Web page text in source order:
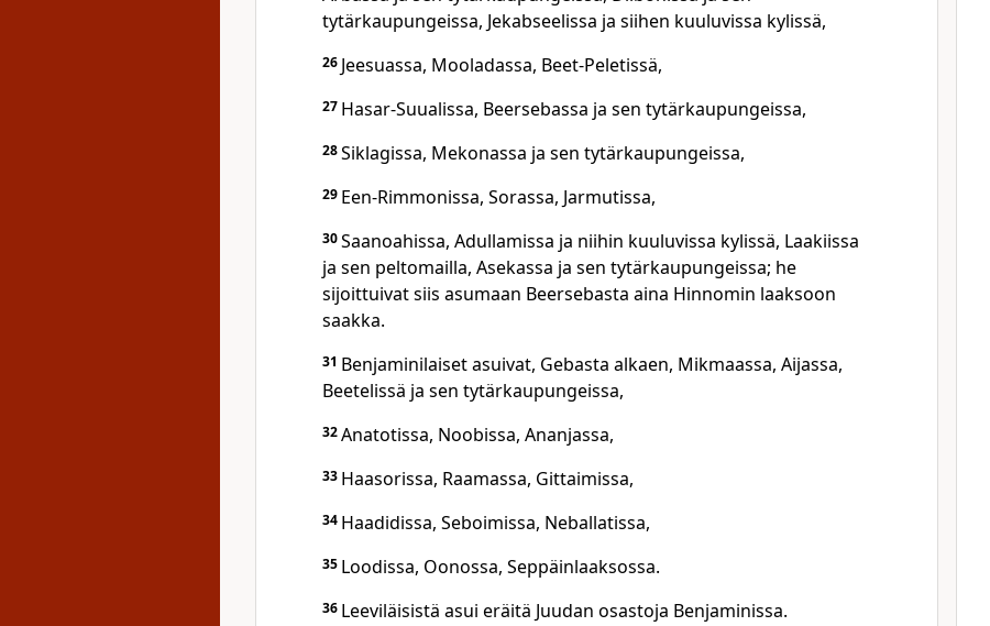
tytärkaupungeissa, Jekabseelissa ja siihen kuuluvissa kylissä,
26 Jeesuassa, Mooladassa, Beet-Peletissä,
27 Hasar-Suualissa, Beersebassa ja sen tytärkaupungeissa,
28Siklagissa, Mekonassa ja sen tytärkaupungeissa,
29 Een-Rimmonissa, Sorassa, Jarmutissa,
30Saanoahissa, Adullamissa ja niihin kuuluvissa kylissä, Laakiissa
ja sen peltomailla, Asekassa ja sen tytärkaupungeissa; he
sijoittuivat siis asumaan Beersebasta aina Hinnomin laaksoon
saakka.
31 Benjaminilaiset asuivat, Gebasta alkaen, Mikmaassa, Aijassa,
Beetelissä ja sen tytärkaupungeissa,
32Anatotissa, Noobissa, Ananjassa,
33 Haasorissa, Raamassa, Gittaimissa,
34 Haadidissa, Seboimissa, Neballatissa,
35 Loodissa, Oonossa, Seppäinlaaksossa.
36 Leeviläisistä asui eräitä Juudan osastoja Benjaminissa.